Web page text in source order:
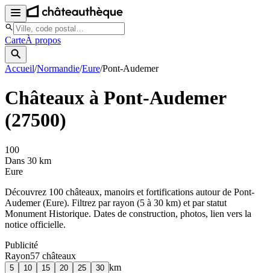
CarteÀ propos
Accueil/Normandie/Eure/Pont-Audemer
Châteaux à Pont-Audemer
(27500)
100
Dans 30 km
Eure
Découvrez 100 châteaux, manoirs et fortifications autour de Pont-
Audemer(Eure). Filtrez par rayon (5 à 30 km) et par statut
Monument Historique. Dates de construction, photos, lien vers la
notice officielle.
Publicité
Rayon57 châteaux
5 10 15 20 25 30 km